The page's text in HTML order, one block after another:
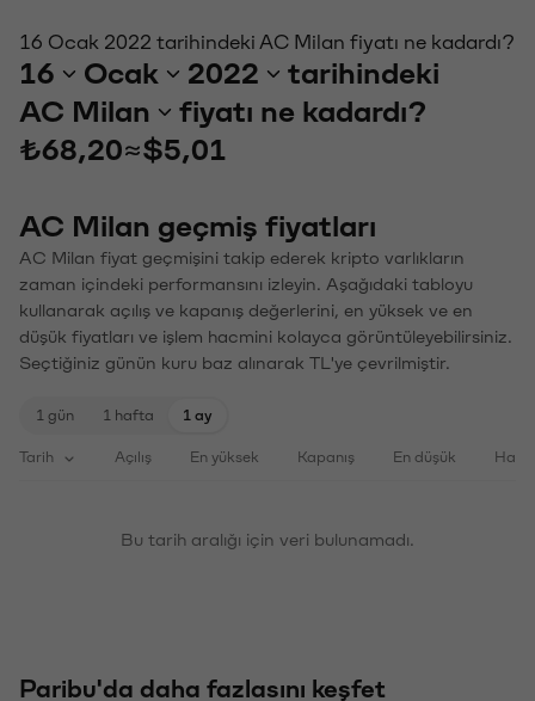
16 Ocak 2022 tarihindeki AC Milan fiyatı ne kadardı?
16 Ocak 2022
tarihindeki
AC Milan
fiyatı ne kadardı?
₺68,20≈$5,01
AC Milan geçmiş fiyatları
AC Milan fiyat geçmişini takip ederek kripto varlıkların
zaman içindeki performansını izleyin. Aşağıdaki tabloyu
kullanarak açılış ve kapanış değerlerini, en yüksek ve en
düşük fiyatları ve işlem hacmini kolayca görüntüleyebilirsiniz.
Seçtiğiniz günün kuru baz alınarak TL'ye çevrilmiştir.
1 gün 1 hafta 1 ay
Tarih Açılış En yüksek Kapanış En düşük
Bu tarih aralığı için veri bulunamadı.
Paribu'da daha fazlasını keşfet